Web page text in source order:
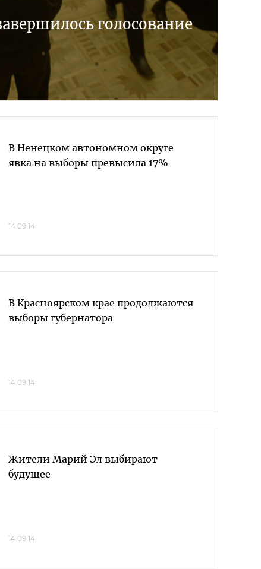
голосование
В Ненецком автономном округе
явка на выборы превысила 17%
14.09.14
В Красноярском крае продолжаются
выборы губернатора
14.09.14
Жители Марий Эл выбирают
будущее
14.09.14